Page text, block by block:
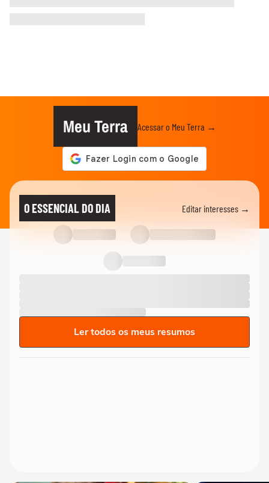
Meu Terra Acessar o Meu Terra →
O ESSENCIAL DO DIA Editar interesses →
Ler todos os meus resumos